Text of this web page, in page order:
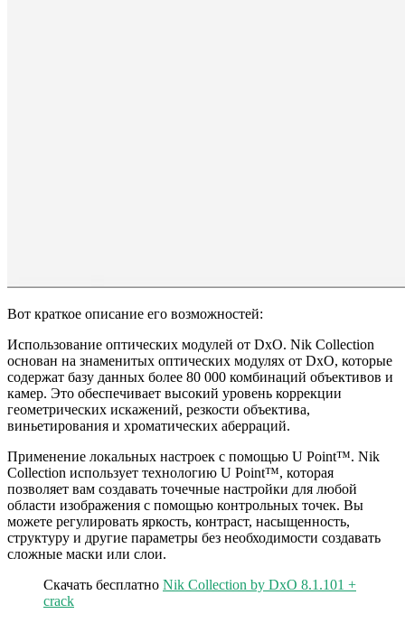
Вот краткое описание его возможностей:
Использование оптических модулей от DxO. Nik Collection
основан на знаменитых оптических модулях от DxO, которые
содержат базу данных более 80 000 комбинаций объективов и
камер. Это обеспечивает высокий уровень коррекции
геометрических искажений, резкости объектива,
виньетирования и хроматических аберраций.
Применение локальных настроек с помощью U Point™. Nik
Collection использует технологию U Point™, которая
позволяет вам создавать точечные настройки для любой
области изображения с помощью контрольных точек. Вы
можете регулировать яркость, контраст, насыщенность,
структуру и другие параметры без необходимости создавать
сложные маски или слои.
Скачать бесплатно Nik Collection by DxO 8.1.101 +
crack